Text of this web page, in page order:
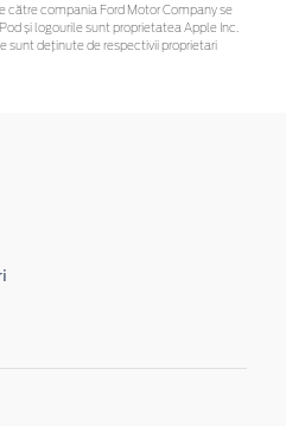
către compania Ford Motor Company se
și logourile sunt proprietatea Apple Inc.
sunt deținute de respectivii proprietari